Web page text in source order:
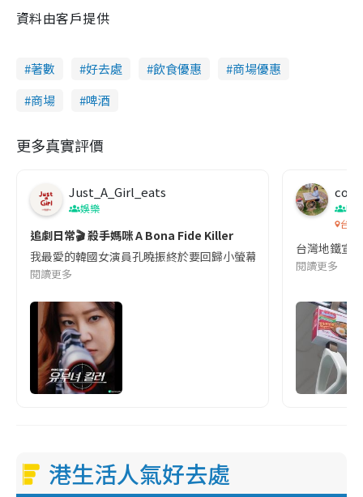
資料由客戶提供
著數 好去處 飲食優惠
商場優惠
商場
啤酒
更多真實評價
Just_A_Girl_eats
娛樂
追劇日常🎬 殺手媽咪 A Bona Fide Killer
我最愛的韓國女演員孔曉振終於要回歸小螢幕啦!這次的劇本改編
閱讀更多
co
吹
台灣
台灣地鐵宣
閱讀更多
港生活人氣好去處